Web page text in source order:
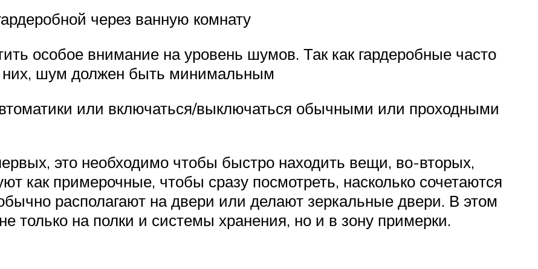
через ванную комнату
особое внимание на уровень шумов. Так как гардеробные часто
них, шум должен быть минимальным
или включаться/выключаться обычными или проходными
это необходимо чтобы быстро находить вещи, во-вторых,
как примерочные, чтобы сразу посмотреть, насколько сочетаются
располагают на двери или делают зеркальные двери. В этом
только на полки и системы хранения, но и в зону примерки.